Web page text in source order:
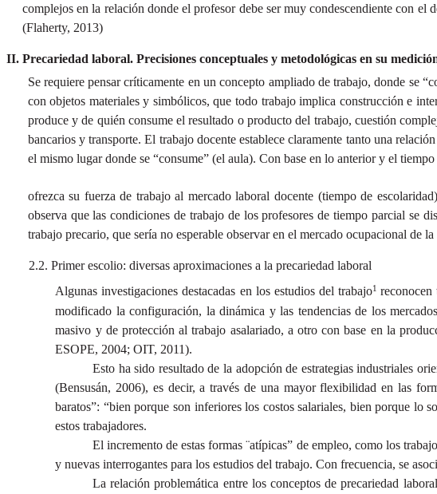
complejos en la relación donde el profesor debe ser muy condescendiente con el
(Flaherty, 2013)
Precariedad laboral. Precisiones conceptuales y metodológicas en su
Se requiere pensar críticamente en un concepto ampliado de trabajo, donde se
con objetos materiales y simbólicos, que todo trabajo implica construcción e
produce y de quién consume el resultado o producto del trabajo, cuestión
bancarios y transporte. El trabajo docente establece claramente tanto una
el mismo lugar donde se “consume” (el aula). Con base en lo anterior y el
ofrezca su fuerza de trabajo al mercado laboral docente (tiempo de
observa que las condiciones de trabajo de los profesores de tiempo parcial se
trabajo precario, que sería no esperable observar en el mercado ocupacional de
Primer escolio: diversas aproximaciones a la precariedad laboral
Algunas investigaciones destacadas en los estudios del trabajo1 reconocen
modificado la configuración, la dinámica y las tendencias de los
masivo y de protección al trabajo asalariado, a otro con base en la
ESOPE, 2004; OIT, 2011).
Esto ha sido resultado de la adopción de estrategias industriales
(Bensusán, 2006), es decir, a través de una mayor flexibilidad en las
baratos”: “bien porque son inferiores los costos salariales, bien porque lo
estos trabajadores.
El incremento de estas formas ¨atípicas” de empleo, como los
y nuevas interrogantes para los estudios del trabajo. Con frecuencia, se
La relación problemática entre los conceptos de precariedad